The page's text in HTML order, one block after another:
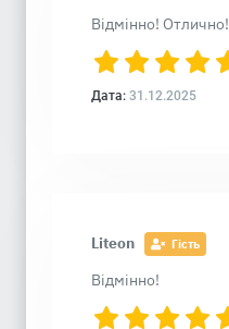
Відмінно! Отлично!
Дата: 31.12.2025
Liteon Гість
Відмінно!